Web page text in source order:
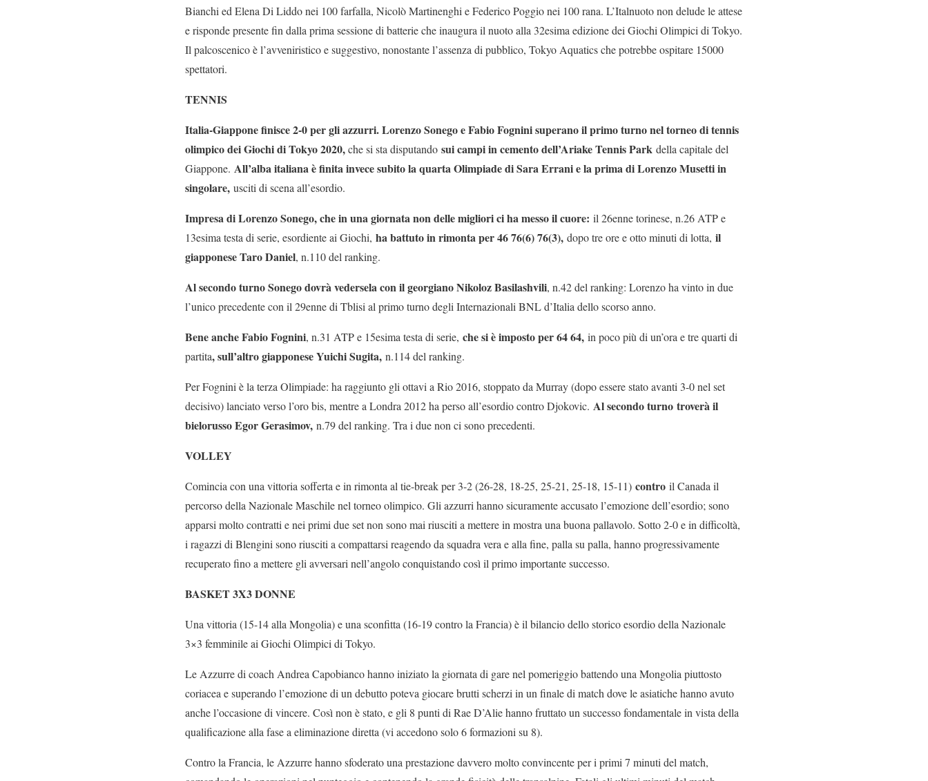
Bianchi ed Elena Di Liddo nei 100 farfalla, Nicolò Martinenghi e Federico Poggio nei 100 rana. L’Italnuoto non delude le attese
e risponde presente fin dalla prima sessione di batterie che inaugura il nuoto alla 32esima edizione dei Giochi Olimpici di Tokyo.
Il palcoscenico è l’avveniristico e suggestivo, nonostante l’assenza di pubblico, Tokyo Aquatics che potrebbe ospitare 15000
spettatori.
TENNIS
Italia-Giappone finisce 2-0 per gli azzurri. Lorenzo Sonego e Fabio Fognini superano il primo turno nel torneo di tennis
olimpico dei Giochi di Tokyo 2020,che si sta disputando sui campi in cemento dell’Ariake Tennis Park della capitale del
Giappone. All’alba italiana è finita invece subito la quarta Olimpiade di Sara Errani e la prima di Lorenzo Musetti in
singolare, usciti di scena all’esordio.
Impresa di Lorenzo Sonego, che in una giornata non delle migliori ci ha messo il cuore: il 26enne torinese, n.26 ATP e
13esima testa di serie, esordiente ai Giochi, ha battuto in rimonta per 46 76(6) 76(3), dopo tre ore e otto minuti di lotta, il
giapponese Taro Daniel, n.110 del ranking.
Al secondo turno Sonego dovrà vedersela con il georgiano Nikoloz Basilashvili, n.42 del ranking: Lorenzo ha vinto in due
l’unico precedente con il 29enne di Tblisi al primo turno degli Internazionali BNL d’Italia dello scorso anno.
Bene anche Fabio Fognini, n.31 ATP e 15esima testa di serie, che si è imposto per 64 64, in poco più di un’ora e tre quarti di
partita, sull’altro giapponese Yuichi Sugita, n.114 del ranking.
Per Fognini è la terza Olimpiade: ha raggiunto gli ottavi a Rio 2016, stoppato da Murray (dopo essere stato avanti 3-0 nel set
decisivo) lanciato verso l’oro bis, mentre a Londra 2012 ha perso all’esordio contro Djokovic. Al secondo turno troverà il
bielorusso Egor Gerasimov, n.79 del ranking. Tra i due non ci sono precedenti.
VOLLEY
Comincia con una vittoria sofferta e in rimonta al tie-break per 3-2 (26-28, 18-25, 25-21, 25-18, 15-11) contro il Canada il
percorso della Nazionale Maschile nel torneo olimpico. Gli azzurri hanno sicuramente accusato l’emozione dell’esordio; sono
apparsi molto contratti e nei primi due set non sono mai riusciti a mettere in mostra una buona pallavolo. Sotto 2-0 e in difficoltà,
i ragazzi di Blengini sono riusciti a compattarsi reagendo da squadra vera e alla fine, palla su palla, hanno progressivamente
recuperato fino a mettere gli avversari nell’angolo conquistando così il primo importante successo.
BASKET 3X3 DONNE
Una vittoria (15-14 alla Mongolia) e una sconfitta (16-19 contro la Francia) è il bilancio dello storico esordio della Nazionale
3×3 femminile ai Giochi Olimpici di Tokyo.
Le Azzurre di coach Andrea Capobianco hanno iniziato la giornata di gare nel pomeriggio battendo una Mongolia piuttosto
coriacea e superando l’emozione di un debutto poteva giocare brutti scherzi in un finale di match dove le asiatiche hanno avuto
anche l’occasione di vincere. Così non è stato, e gli 8 punti di Rae D’Alie hanno fruttato un successo fondamentale in vista della
qualificazione alla fase a eliminazione diretta (vi accedono solo 6 formazioni su 8).
Contro la Francia, le Azzurre hanno sfoderato una prestazione davvero molto convincente per i primi 7 minuti del match,